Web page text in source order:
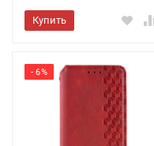
Купить
- 6%